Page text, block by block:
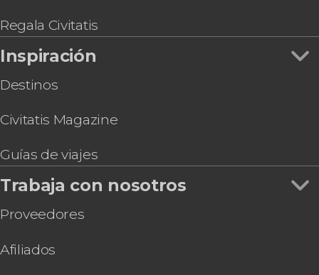
Regala Civitatis
Inspiración
Destinos
Civitatis Magazine
Guías de viajes
Trabaja con nosotros
Proveedores
Afiliados